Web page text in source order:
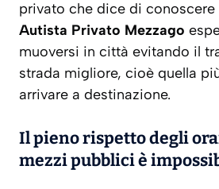
privato che dice di conoscere
Autista Privato Mezzago
muoversi in città evitando il
strada migliore, cioè quella
arrivare a destinazione.
Il pieno rispetto degli
mezzi pubblici è